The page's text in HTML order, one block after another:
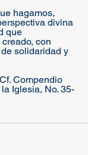
hagamos,
divina
que
con
solidaridad y
Compendio
Iglesia, No. 35-